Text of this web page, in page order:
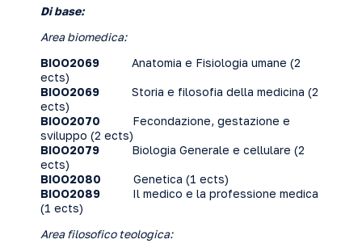
Di base:
Area biomedica:
BIOO2069
Anatomia e Fisiologia umane (2
ects)
BIOO2069
Storia e filosofia della medicina (2
ects)
BIOO2070
Fecondazione, gestazione e
sviluppo (2 ects)
BIOO2079
Biologia Generale e cellulare (2
ects)
BIOO2080
Genetica (1 ects)
BIOO2089
Il medico e la professione medica
(1 ects)
Area filosofico teologica: